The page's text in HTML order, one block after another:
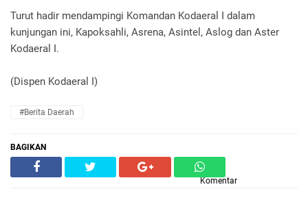
Turut hadir mendampingi Komandan Kodaeral I dalam
kunjungan ini, Kapoksahli, Asrena, Asintel, Aslog dan Aster
Kodaeral I.
(Dispen Kodaeral I)
#Berita Daerah
BAGIKAN
Komentar